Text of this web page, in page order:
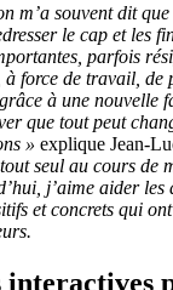
m’a souvent dit
le cap et les
parfois
force de travail, de
à une nouvelle
que tout peut
» explique Jean-
seul au cours de
j’aime aider les
et concrets qui
interactives